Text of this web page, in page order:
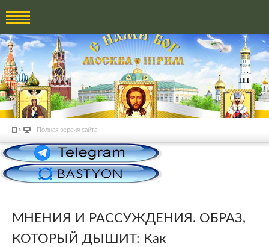
Полная версия сайта
МНЕНИЯ И РАССУЖДЕНИЯ. ОБРАЗ,
КОТОРЫЙ ДЫШИТ: Как